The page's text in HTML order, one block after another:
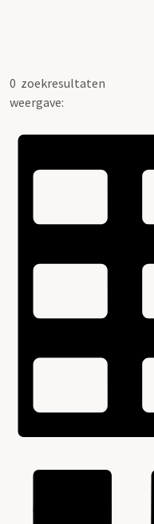
0 zoekresultaten
weergave: